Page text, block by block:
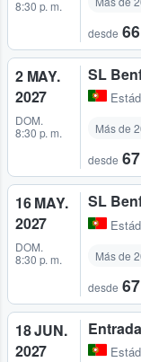
8:30 p. m.
desde
2 MAY.
2027
DOM.
8:30 p. m.
SL
Más de
desde
16 MAY.
2027
DOM.
8:30 p. m.
SL
Más de
desde
18 JUN.
2027